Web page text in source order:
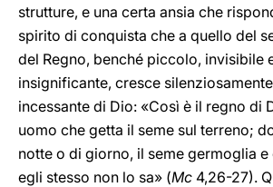
strutture, e una certa ansia che
spirito di conquista che a quello del
del Regno, benché piccolo, invisibile
insignificante, cresce
incessante di Dio: «Così è il regno di
uomo che getta il seme sul terreno;
notte o di giorno, il seme germoglia e
egli stesso non lo sa» (Mc 4,26-27).